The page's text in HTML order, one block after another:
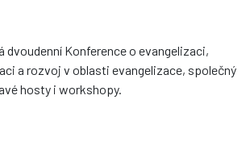
dvoudenní Konference o evangelizaci,
a rozvoj v oblasti evangelizace, společný
hosty i workshopy.